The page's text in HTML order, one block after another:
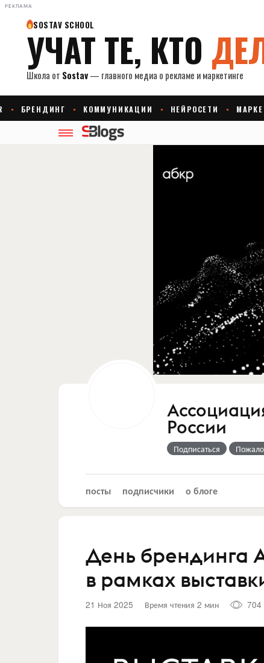
РЕКЛАМА
России
Подписаться
посты подписчики о блоге
День брендинга
в рамках
21 Ноя 2025 Время чтения 2 мин 704